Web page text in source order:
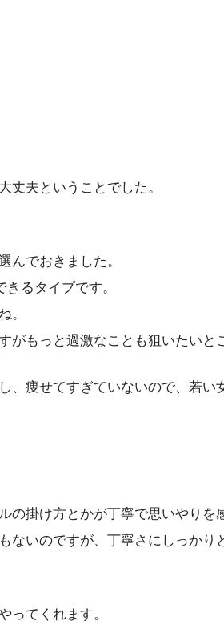
丈夫ということでした。
んでおきました。
るタイプです。
。
がもっと過激なことも狙いたいと
、痩せてすぎていないので、若い
掛け方とかが丁寧で思いやりを
ないのですが、丁寧さにしっかり
ってくれます。